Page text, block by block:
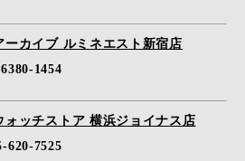
ーカイブ ルミネエスト新宿店
1454
ォッチストア 横浜ジョイナス店
620-7525